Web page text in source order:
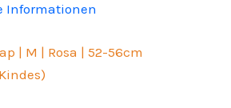
Informationen
| M | Rosa | 52-56cm